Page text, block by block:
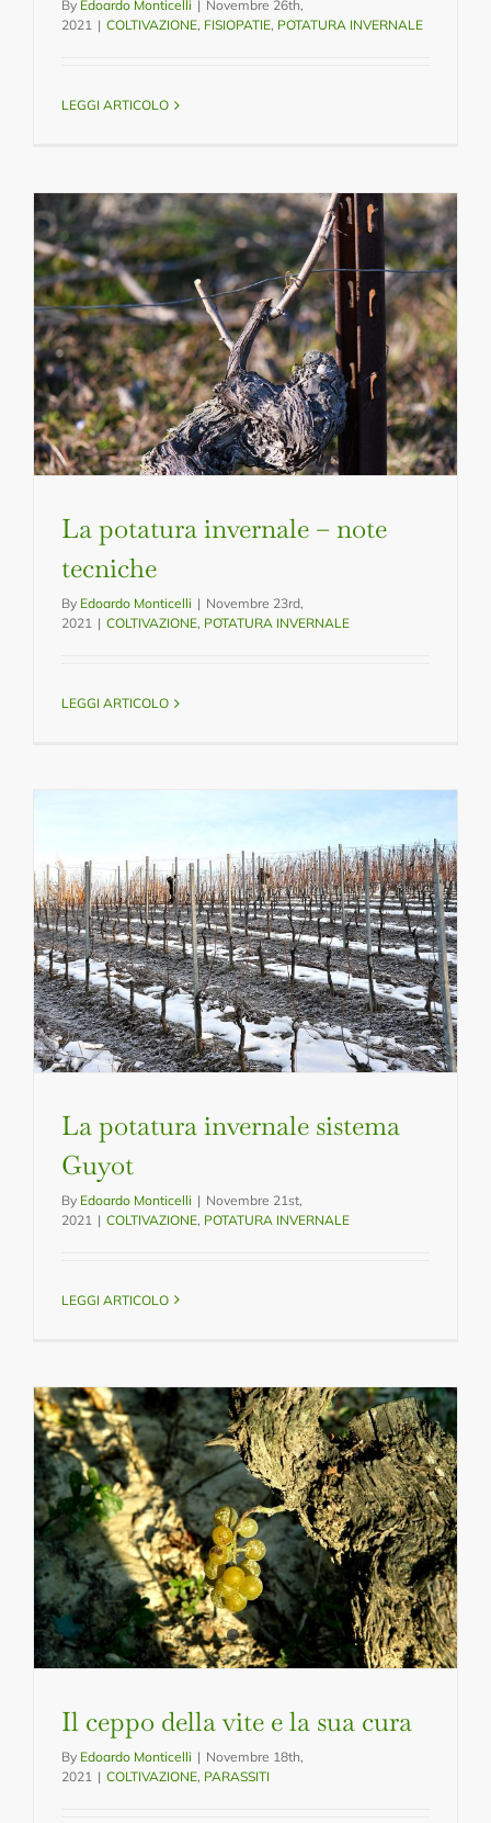
By Edoardo Monticelli | Novembre 26th,
2021 | COLTIVAZIONE, FISIOPATIE, POTATURA INVERNALE
LEGGI ARTICOLO
La potatura invernale – note
tecniche
By Edoardo Monticelli | Novembre 23rd,
2021 | COLTIVAZIONE, POTATURA INVERNALE
LEGGI ARTICOLO
La potatura invernale sistema
Guyot
By Edoardo Monticelli | Novembre 21st,
2021 | COLTIVAZIONE, POTATURA INVERNALE
LEGGI ARTICOLO
Il ceppo della vite e la sua cura
By Edoardo Monticelli | Novembre 18th,
2021 | COLTIVAZIONE, PARASSITI